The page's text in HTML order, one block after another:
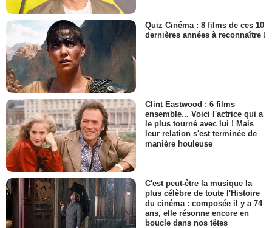
Quiz Cinéma : 8 films de ces 10
dernières années à reconnaître !
Clint Eastwood : 6 films
ensemble... Voici l'actrice qui a
le plus tourné avec lui ! Mais
leur relation s'est terminée de
manière houleuse
C'est peut-être la musique la
plus célèbre de toute l'Histoire
du cinéma : composée il y a 74
ans, elle résonne encore en
boucle dans nos têtes